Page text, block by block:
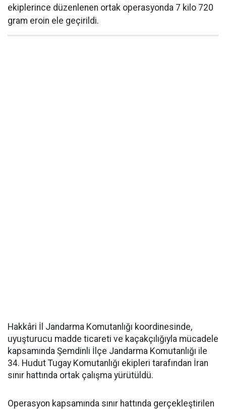
ekiplerince düzenlenen ortak operasyonda 7 kilo 720
gram eroin ele geçirildi.
Hakkâri İl Jandarma Komutanlığı koordinesinde,
uyuşturucu madde ticareti ve kaçakçılığıyla mücadele
kapsamında Şemdinli İlçe Jandarma Komutanlığı ile
34. Hudut Tugay Komutanlığı ekipleri tarafından İran
sınır hattında ortak çalışma yürütüldü.
Operasyon kapsamında sınır hattında gerçekleştirilen